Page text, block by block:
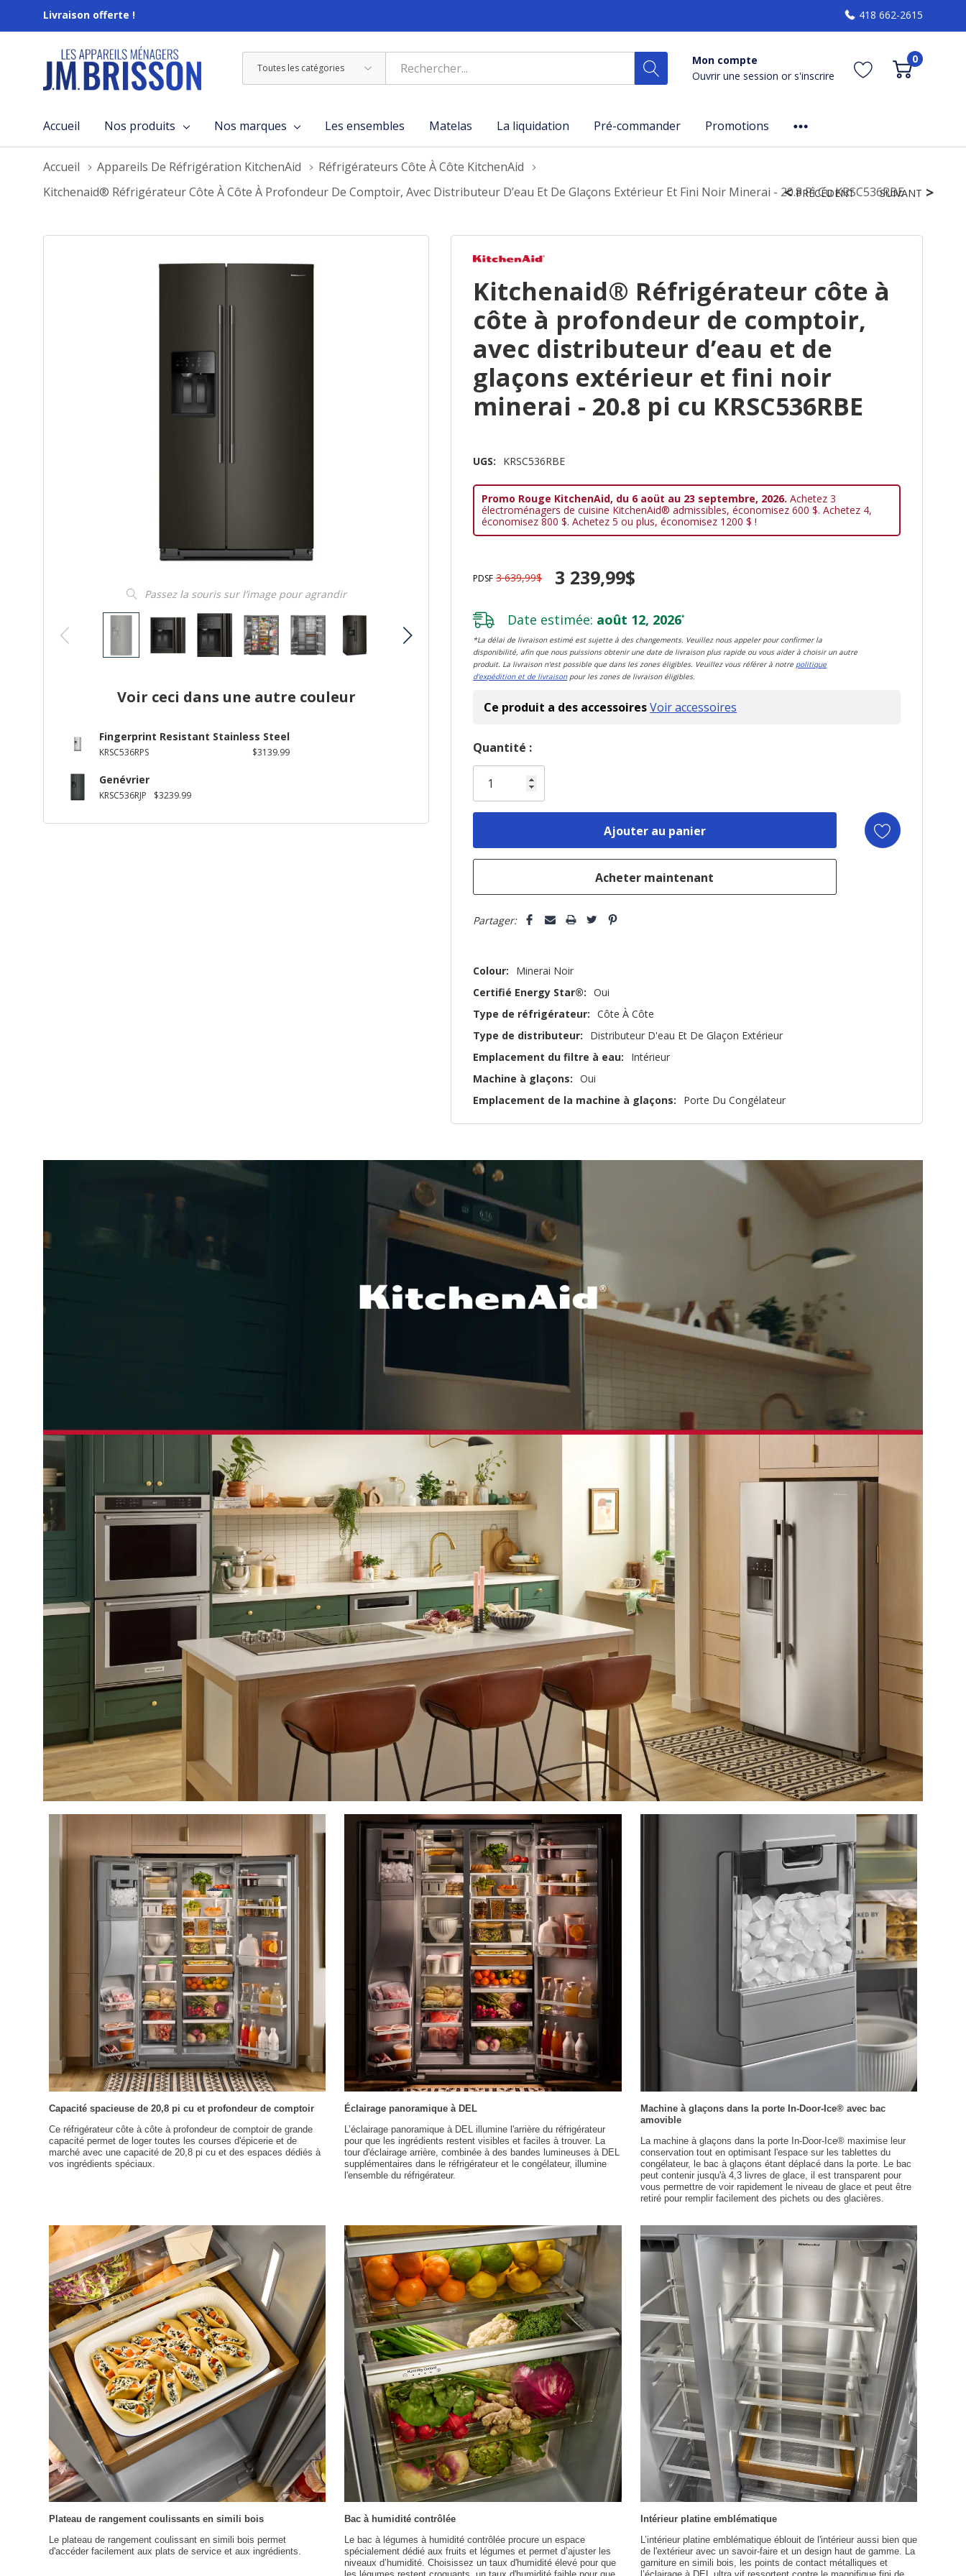
Livraison offerte ! 418 662-2615
Toutes
les
Rechercher
Mon compte
Ouvrir une session or s'inscrire
0
Accueil Nos produits Nos marques Les ensembles Matelas La liquidation Pré-commander Promotions
Accueil Appareils De Réfrigération KitchenAid
Réfrigérateurs Côte À Côte KitchenAid
Kitchenaid® Réfrigérateur Côte À Côte À Profondeur De Comptoir, Avec Distributeur D’eau Et De Glaçons Extérieur Et Fini Noir Minerai - 20.8 Pi Cu KRSC536RBE
Passez la souris sur l’image pour agrandir
Voir ceci dans une autre couleur
Fingerprint Resistant Stainless Steel
KRSC536RPS $3139.99
Genévrier
KRSC536RJP $3239.99
PRÉCÉDENT SUIVANT
Kitchenaid® Réfrigérateur côte à
côte à profondeur de comptoir,
avec distributeur d’eau et de
glaçons extérieur et fini noir
minerai - 20.8 pi cu KRSC536RBE
UGS: KRSC536RBE
Promo Rouge KitchenAid, du 6 aoüt au 23 septembre, 2026. Achetez 3
électroménagers de cuisine KitchenAid® admissibles, économisez 600 $. Achetez 4,
économisez 800 $. Achetez 5 ou plus, économisez 1200 $ !
PDSF 3 639,99$ 3 239,99$
Date estimée: août 12, 2026*
*La délai de livraison estimé est sujette à des changements. Veuillez nous appeler pour confirmer la
disponibilité, afin que nous puissions obtenir une date de livraison plus rapide ou vous aider à choisir un autre
produit. La livraison n'est possible que dans les zones éligibles. Veuillez vous référer à notre politique
d'expédition et de livraisonpour les zones de livraison éligibles.
Ce produit a des accessoiresVoir accessoires
Dépêchez-
vous!
plus
Quantité :
Partager:
Colour:
Minerai Noir
Certifié Energy Star®: Oui
Type de réfrigérateur: Côte À Côte
Type de distributeur:
Distributeur D'eau Et De Glaçon Extérieur
Emplacement du filtre à eau:
Intérieur
Machine à glaçons: Oui
Emplacement de la machine à glaçons:
Porte Du Congélateur